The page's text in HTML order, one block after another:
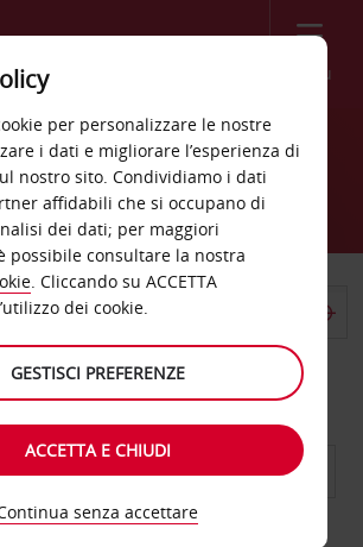
Menù
auto Madison
di riconsegna diversa
AL GIORNO
per personalizzare le nostre
i dati e migliorare l’esperienza di
nostro sito. Condividiamo i dati
affidabili che si occupano di
dei dati; per maggiori
possibile consultare la nostra
. Cliccando su ACCETTA
dei cookie.
GESTISCI PREFERENZE
ACCETTA E CHIUDI
senza accettare